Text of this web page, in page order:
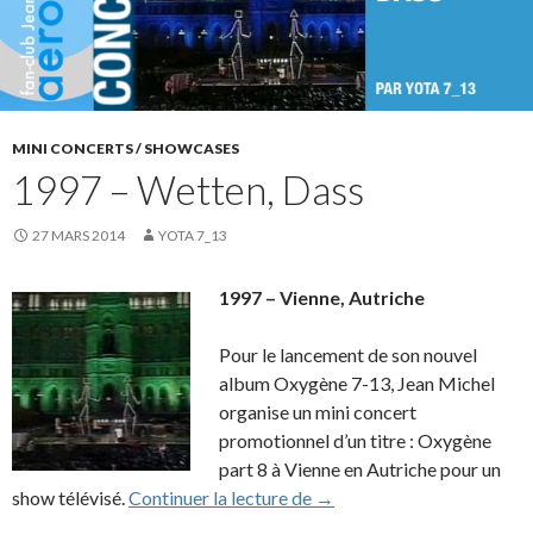
MINI CONCERTS / SHOWCASES
1997 – Wetten, Dass
27 MARS 2014 YOTA 7_13
1997 – Vienne, Autriche
Pour le lancement de son nouvel
album Oxygène 7-13, Jean Michel
organise un mini concert
promotionnel d’un titre : Oxygène
part 8 à Vienne en Autriche pour un
show télévisé. Continuer la lecture de 1997 – Wetten, Dass
→